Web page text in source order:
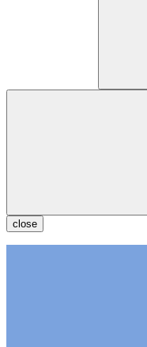
close